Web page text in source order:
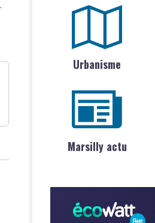
Urbanisme
Marsilly actu